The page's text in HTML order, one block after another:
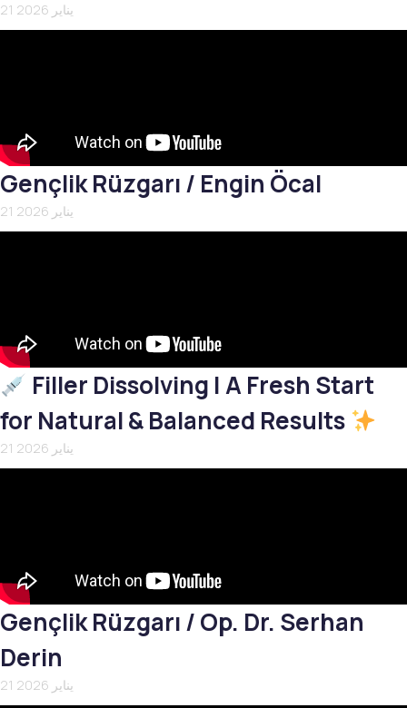
21 يناير 2026
Gençlik Rüzgarı / Engin Öcal
21 يناير 2026
Filler Dissolving | A Fresh Start
for Natural & Balanced Results
21 يناير 2026
Gençlik Rüzgarı / Op. Dr. Serhan
Derin
21 يناير 2026